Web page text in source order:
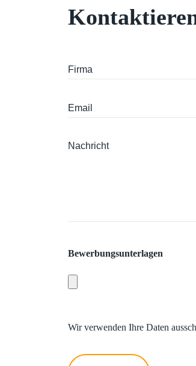
Bewerbungsunterlagen
Wir verwenden Ihre Daten